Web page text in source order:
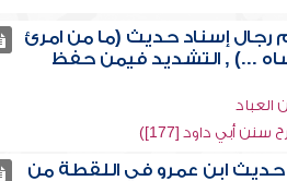
رجال إسناد حديث (ما من امرئ
...) , التشديد فيمن حفظ
أبي داود [177])
ابن عمرو في اللقطة من